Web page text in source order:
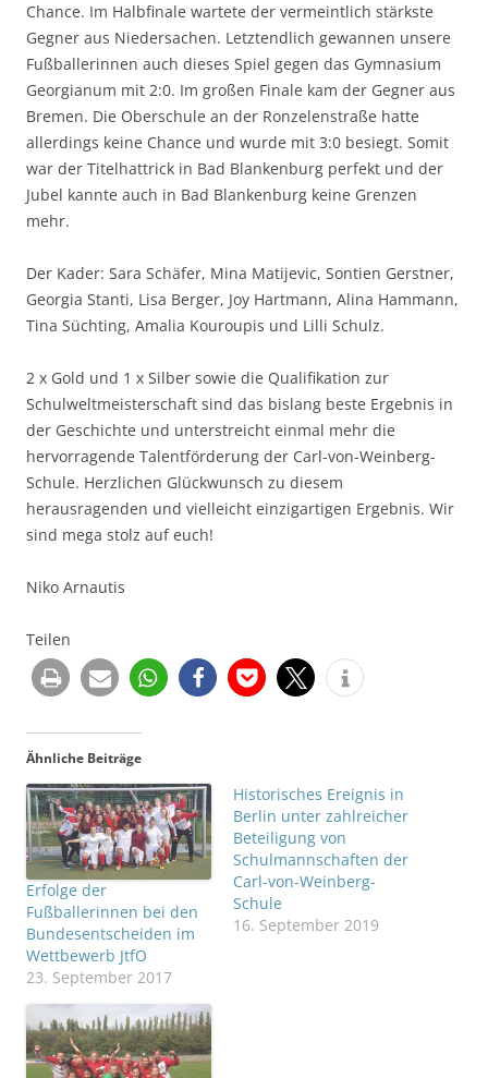
Chance. Im Halbfinale wartete der vermeintlich stärkste
Gegner aus Niedersachen. Letztendlich gewannen unsere
Fußballerinnen auch dieses Spiel gegen das Gymnasium
Georgianum mit 2:0. Im großen Finale kam der Gegner aus
Bremen. Die Oberschule an der Ronzelenstraße hatte
allerdings keine Chance und wurde mit 3:0 besiegt. Somit
war der Titelhattrick in Bad Blankenburg perfekt und der
Jubel kannte auch in Bad Blankenburg keine Grenzen
mehr.
Der Kader: Sara Schäfer, Mina Matijevic, Sontien Gerstner,
Georgia Stanti, Lisa Berger, Joy Hartmann, Alina Hammann,
Tina Süchting, Amalia Kouroupis und Lilli Schulz.
2 x Gold und 1 x Silber sowie die Qualifikation zur
Schulweltmeisterschaft sind das bislang beste Ergebnis in
der Geschichte und unterstreicht einmal mehr die
hervorragende Talentförderung der Carl-von-Weinberg-
Schule. Herzlichen Glückwunsch zu diesem
herausragenden und vielleicht einzigartigen Ergebnis. Wir
sind mega stolz auf euch!
Niko Arnautis
Teilen
Ähnliche Beiträge
Erfolge der
Fußballerinnen bei den
Bundesentscheiden im
Wettbewerb JtfO
23. September 2017
Historisches Ereignis in
Berlin unter zahlreicher
Beteiligung von
Schulmannschaften der
Carl-von-Weinberg-
Schule
16. September 2019